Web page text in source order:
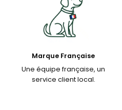
Marque Française
Une équipe française, un
service client local.